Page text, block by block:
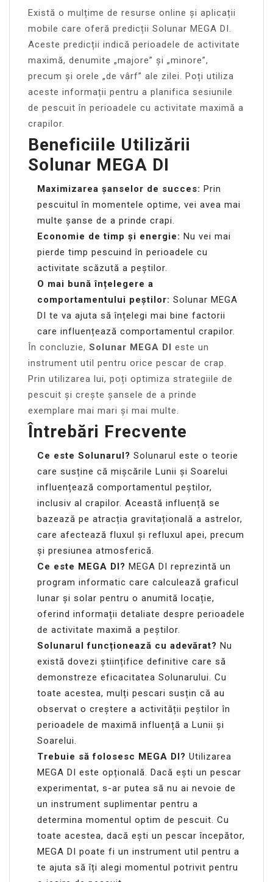
Există o mulțime de resurse online și aplicații
mobile care oferă predicții Solunar MEGA DI.
Aceste predicții indică perioadele de activitate
maximă, denumite „majore” și „minore”,
precum și orele „de vârf” ale zilei. Poți utiliza
aceste informații pentru a planifica sesiunile
de pescuit în perioadele cu activitate maximă a
crapilor.
Beneficiile Utilizării
Solunar MEGA DI
Maximizarea șanselor de succes: Prin
pescuitul în momentele optime, vei avea mai
multe șanse de a prinde crapi.
Economie de timp și energie: Nu vei mai
pierde timp pescuind în perioadele cu
activitate scăzută a peștilor.
O mai bună înțelegere a
comportamentului peștilor: Solunar MEGA
DI te va ajuta să înțelegi mai bine factorii
care influențează comportamentul crapilor.
În concluzie, Solunar MEGA DI
este un
instrument util pentru orice pescar de crap.
Prin utilizarea lui, poți optimiza strategiile de
pescuit și crește șansele de a prinde
exemplare mai mari și mai multe.
Întrebări Frecvente
Ce este Solunarul? Solunarul este o teorie
care susține că mișcările Lunii și Soarelui
influențează comportamentul peștilor,
inclusiv al crapilor. Această influență se
bazează pe atracția gravitațională a astrelor,
care afectează fluxul și refluxul apei, precum
și presiunea atmosferică.
Ce este MEGA DI? MEGA DI reprezintă un
program informatic care calculează graficul
lunar și solar pentru o anumită locație,
oferind informații detaliate despre perioadele
de activitate maximă a peștilor.
Solunarul funcționează cu adevărat? Nu
există dovezi științifice definitive care să
demonstreze eficacitatea Solunarului. Cu
toate acestea, mulți pescari susțin că au
observat o creștere a activității peștilor în
perioadele de maximă influență a Lunii și
Soarelui.
Trebuie să folosesc MEGA DI? Utilizarea
MEGA DI este opțională. Dacă ești un pescar
experimentat, s-ar putea să nu ai nevoie de
un instrument suplimentar pentru a
determina momentul optim de pescuit. Cu
toate acestea, dacă ești un pescar începător,
MEGA DI poate fi un instrument util pentru a
te ajuta să îți alegi momentul potrivit pentru